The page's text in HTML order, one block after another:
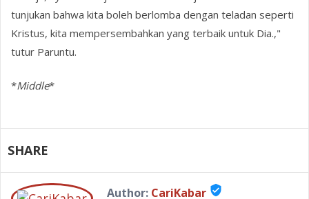
tunjukan bahwa kita boleh berlomba dengan teladan seperti
Kristus, kita mempersembahkan yang terbaik untuk Dia.,"
tutur Paruntu.
*Middle*
SHARE
Author: CariKabar verified_user